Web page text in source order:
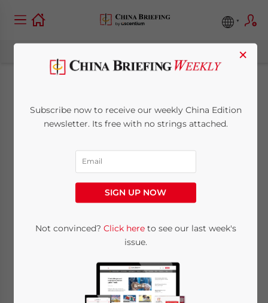
Chinas jährliche
Wirtschaftsprüfung
und Compliance
Anforderungen
Reading Time: 5 minutes
×
Subscribe now to receive our weekly China Edition
newsletter. Its free with no strings attached.
SIGN UP NOW
Not convinced? Click hereto see our last week's
issue.